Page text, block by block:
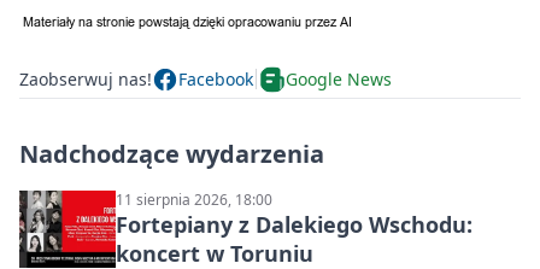
Zaobserwuj nas! Facebook Google News
Nadchodzące wydarzenia
11 sierpnia 2026, 18:00
Fortepiany z Dalekiego Wschodu:
koncert w Toruniu